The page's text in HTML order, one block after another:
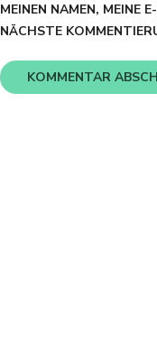
MEINEN NAMEN, MEINE
NÄCHSTE